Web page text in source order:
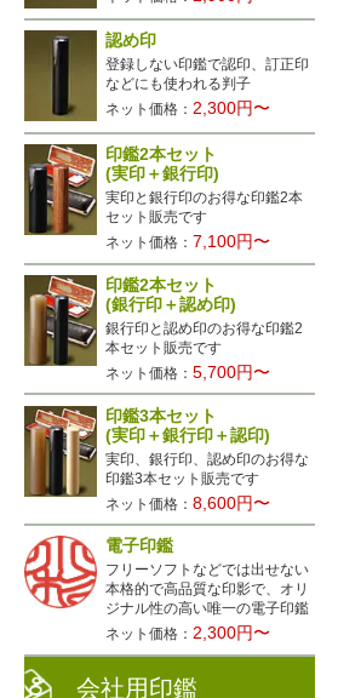
認め印
登録しない印鑑で認印、訂正印
などにも使われる判子
ネット価格：2,300円〜
印鑑2本セット
(実印＋銀行印)
実印と銀行印のお得な印鑑2本
セット販売です
ネット価格： 7,100円〜
印鑑2本セット
(銀行印＋認め印)
銀行印と認め印のお得な印鑑2
本セット販売です
ネット価格：5,700円〜
印鑑3本セット
(実印＋銀行印＋認印)
実印、銀行印、認め印のお得な
印鑑3本セット販売です
ネット価格：8,600円〜
電子印鑑
フリーソフトなどでは出せない
本格的で高品質な印影で、オリ
ジナル性の高い唯一の電子印鑑
ネット価格：2,300円〜
会社用印鑑